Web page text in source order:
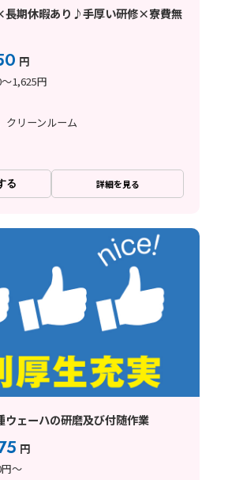
期休暇あり♪手厚い研修×寮費無
円
～1,625円
クリーンルーム
る 詳細を見る
ウェーハの研磨及び付随作業
円
円～